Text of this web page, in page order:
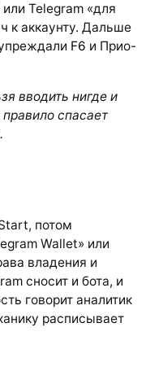
Telegram «для
к аккаунту. Дальше
F6 и Прио-
вводить нигде и
спасает
потом
Wallet» или
владения и
сносит и бота, и
говорит аналитик
расписывает